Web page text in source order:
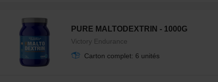
PURE MALTODEXTRIN - 1000G
Victory Endurance
Carton complet: 6 unités